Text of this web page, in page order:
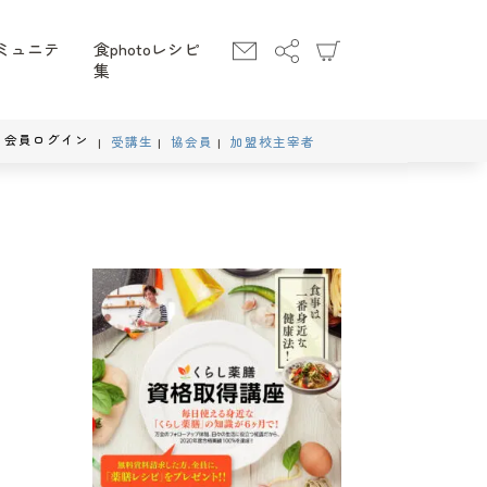
ュニテ
食photoレシピ
集
会員ログイン 受講生 協会員 加盟校主宰者